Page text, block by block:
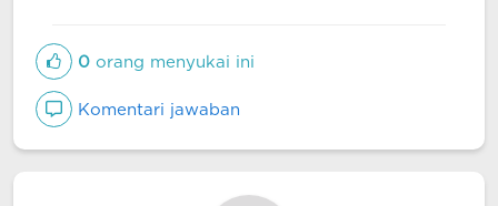
0 orang menyukai ini
Komentari jawaban